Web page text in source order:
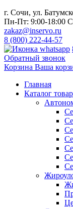
г. Сочи, ул.
Пн-Пт: 9:00-18:00
zakaz@inservo.ru
8 (800) 222-44-57
Обратный звонок
Корзина Ваша
Главная
Каталог